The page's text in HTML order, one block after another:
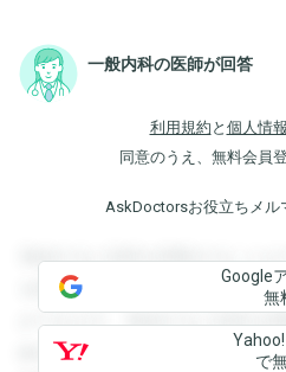
一般内科の医師が回答
利用規約 と 個人情
同意のうえ、無料会員
AskDoctorsお役立ちメル
登録すると回答を閲覧すること
を閲覧することができます。登
ができます。登録すると回答を
録すると回答を閲覧することが
Google
無
で